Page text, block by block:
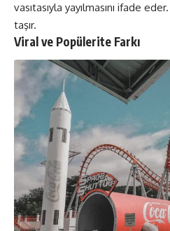
vasıtasıyla yayılmasını ifade
taşır.
Viral ve Popülerite Farkı